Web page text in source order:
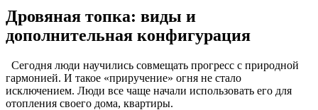
Дровяная топка: виды и
дополнительная конфигурация
Сегодня люди научились совмещать прогресс с природной
гармонией. И такое «приручение» огня не стало
исключением. Люди все чаще начали использовать его для
отопления своего дома, квартиры.